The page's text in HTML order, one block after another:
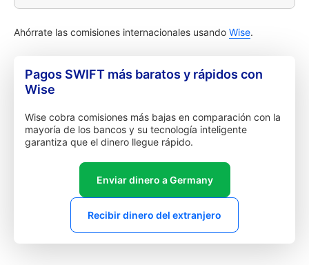
Ahórrate las comisiones internacionales usando Wise.
Pagos SWIFT más baratos y rápidos con
Wise
Wise cobra comisiones más bajas en comparación con la
mayoría de los bancos y su tecnología inteligente
garantiza que el dinero llegue rápido.
Enviar dinero a Germany
Recibir dinero del extranjero